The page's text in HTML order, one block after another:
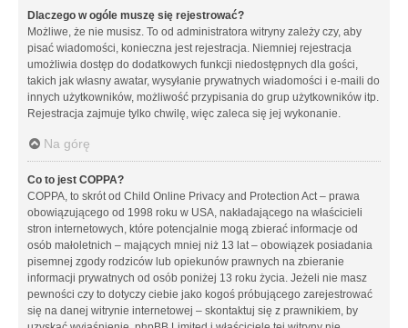
Dlaczego w ogóle muszę się rejestrować?
Możliwe, że nie musisz. To od administratora witryny zależy czy, aby
pisać wiadomości, konieczna jest rejestracja. Niemniej rejestracja
umożliwia dostęp do dodatkowych funkcji niedostępnych dla gości,
takich jak własny awatar, wysyłanie prywatnych wiadomości i e-maili do
innych użytkowników, możliwość przypisania do grup użytkowników itp.
Rejestracja zajmuje tylko chwilę, więc zaleca się jej wykonanie.
Na górę
Co to jest COPPA?
COPPA, to skrót od Child Online Privacy and Protection Act – prawa
obowiązującego od 1998 roku w USA, nakładającego na właścicieli
stron internetowych, które potencjalnie mogą zbierać informacje od
osób małoletnich – mających mniej niż 13 lat – obowiązek posiadania
pisemnej zgody rodziców lub opiekunów prawnych na zbieranie
informacji prywatnych od osób poniżej 13 roku życia. Jeżeli nie masz
pewności czy to dotyczy ciebie jako kogoś próbującego zarejestrować
się na danej witrynie internetowej – skontaktuj się z prawnikiem, by